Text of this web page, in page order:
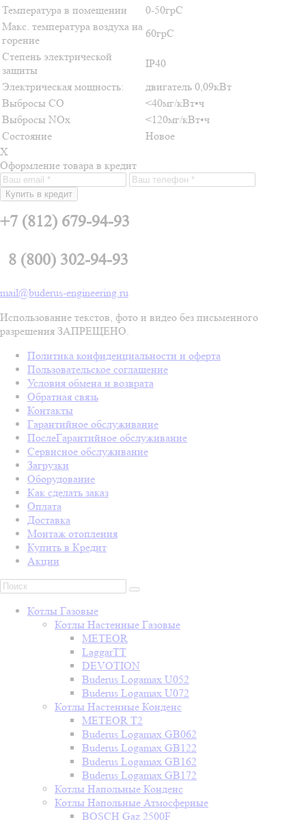
Температура в помещении
0-50грС
Макс. температура воздуха на
горение
60грС
Степень электрической
защиты
IP40
Электрическая мощность:
двигатель 0,09кВт
Выбросы CO
<40мг/кВт•ч
Выбросы NOx
<120мг/кВт•ч
Состояние
Новое
X
Оформление товара в кредит
Купить в кредит
+7 (812) 679-94-93
8 (800) 302-94-93
mail@buderus-engineering.ru
Использование текстов, фото и видео без письменного
разрешения ЗАПРЕЩЕНО.
Политика конфиденциальности и оферта
Пользовательское соглашение
Условия обмена и возврата
Обратная связь
Контакты
Гарантийное обслуживание
ПослеГарантийное обслуживание
Сервисное обслуживание
Загрузки
Оборудование
Как сделать заказ
Оплата
Доставка
Монтаж отопления
Купить в Кредит
Акции
Котлы Газовые
Котлы Настенные Газовые
METEOR
LaggarTT
DEVOTION
Buderus Logamax U052
Buderus Logamax U072
Котлы Настенные Конденс
METEOR T2
Buderus Logamax GB062
Buderus Logamax GB122
Buderus Logamax GB162
Buderus Logamax GB172
Котлы Напольные Конденс
Котлы Напольные Атмосферные
BOSCH Gaz 2500F